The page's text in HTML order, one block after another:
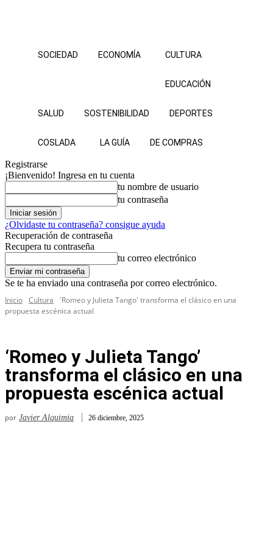
SOCIEDAD ECONOMÍA CULTURA
EDUCACIÓN
SALUD SOSTENIBILIDAD DEPORTES
COSLADA LA GUÍA DE COMPRAS
Registrarse
¡Bienvenido! Ingresa en tu cuenta
tu nombre de usuario
tu contraseña
¿Olvidaste tu contraseña? consigue ayuda
Recuperación de contraseña
Recupera tu contraseña
tu correo electrónico
Se te ha enviado una contraseña por correo electrónico.
Inicio Cultura
'Romeo y Julieta Tango' transforma el clásico en una
propuesta escénica actual
‘Romeo y Julieta Tango’
transforma el clásico en una
propuesta escénica actual
por Javier Alquimia 26 diciembre, 2025